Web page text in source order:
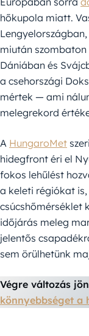
hőkupola miatt.
miután
Dániában és
a csehországi
mértek — ami
melegrekord
A HungaroMet
hidegfront éri el
fokos lehűlést
a keleti régiókat
csúcshőmérséklet
időjárás meleg
jelentős
sem örülhetünk
Végre változás
könnyebbséget a